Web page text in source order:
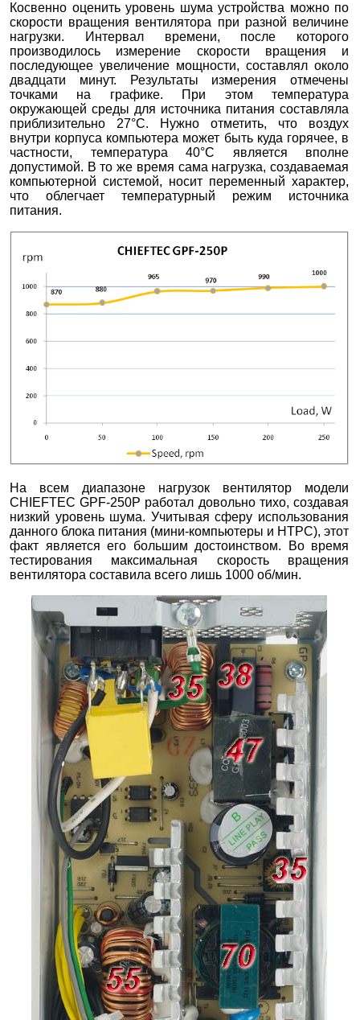
Косвенно оценить уровень шума устройства можно по
скорости вращения вентилятора при разной величине
нагрузки. Интервал времени, после которого
производилось измерение скорости вращения и
последующее увеличение мощности, составлял около
двадцати минут. Результаты измерения отмечены
точками на графике. При этом температура
окружающей среды для источника питания составляла
приблизительно 27°С. Нужно отметить, что воздух
внутри корпуса компьютера может быть куда горячее, в
частности, температура 40°С является вполне
допустимой. В то же время сама нагрузка, создаваемая
компьютерной системой, носит переменный характер,
что облегчает температурный режим источника
питания.
На всем диапазоне нагрузок вентилятор модели
CHIEFTEC GPF-250P работал довольно тихо, создавая
низкий уровень шума. Учитывая сферу использования
данного блока питания (мини-компьютеры и HTPC), этот
факт является его большим достоинством. Во время
тестирования максимальная скорость вращения
вентилятора составила всего лишь 1000 об/мин.